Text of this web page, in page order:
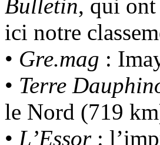
Bulletin, qui ont
ici notre
• Gre.mag :
• Terre
le Nord (719
• L’Essor: